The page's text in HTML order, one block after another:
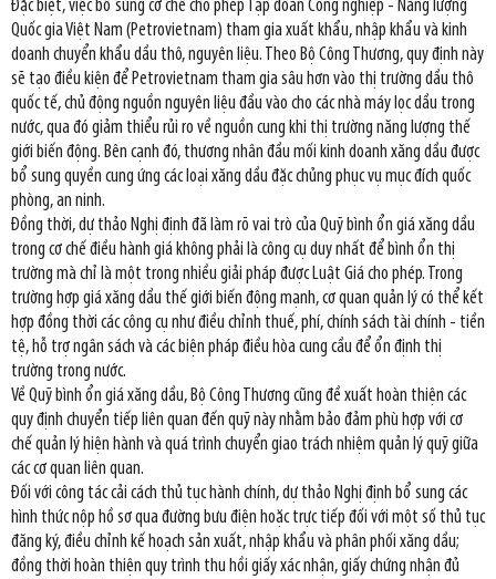
Đặc biệt, việc bổ sung cơ chế cho phép Tập đoàn Công nghiệp - Năng lượng
Quốc gia Việt Nam (Petrovietnam) tham gia xuất khẩu, nhập khẩu và kinh
doanh chuyển khẩu dầu thô, nguyên liệu. Theo Bộ Công Thương, quy định này
sẽ tạo điều kiện để Petrovietnam tham gia sâu hơn vào thị trường dầu thô
quốc tế, chủ động nguồn nguyên liệu đầu vào cho các nhà máy lọc dầu trong
nước, qua đó giảm thiểu rủi ro về nguồn cung khi thị trường năng lượng thế
giới biến động. Bên cạnh đó, thương nhân đầu mối kinh doanh xăng dầu được
bổ sung quyền cung ứng các loại xăng dầu đặc chủng phục vụ mục đích quốc
phòng, an ninh.
Đồng thời, dự thảo Nghị định đã làm rõ vai trò của Quỹ bình ổn giá xăng dầu
trong cơ chế điều hành giá không phải là công cụ duy nhất để bình ổn thị
trường mà chỉ là một trong nhiều giải pháp được Luật Giá cho phép. Trong
trường hợp giá xăng dầu thế giới biến động mạnh, cơ quan quản lý có thể kết
hợp đồng thời các công cụ như điều chỉnh thuế, phí, chính sách tài chính - tiền
tệ, hỗ trợ ngân sách và các biện pháp điều hòa cung cầu để ổn định thị
trường trong nước.
Về Quỹ bình ổn giá xăng dầu, Bộ Công Thương cũng đề xuất hoàn thiện các
quy định chuyển tiếp liên quan đến quỹ này nhằm bảo đảm phù hợp với cơ
chế quản lý hiện hành và quá trình chuyển giao trách nhiệm quản lý quỹ giữa
các cơ quan liên quan.
Đối với công tác cải cách thủ tục hành chính, dự thảo Nghị định bổ sung các
hình thức nộp hồ sơ qua đường bưu điện hoặc trực tiếp đối với một số thủ tục
đăng ký, điều chỉnh kế hoạch sản xuất, nhập khẩu và phân phối xăng dầu;
đồng thời hoàn thiện quy trình thu hồi giấy xác nhận, giấy chứng nhận đủ